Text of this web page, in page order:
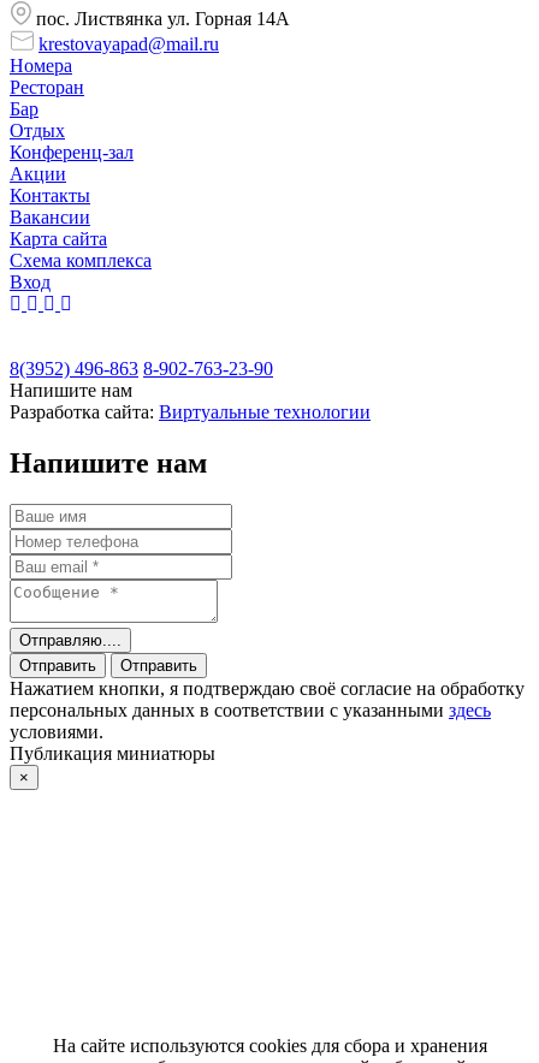
пос. Листвянка ул. Горная 14А
krestovayapad@mail.ru
Номера
Ресторан
Бар
Отдых
Конференц-зал
Акции
Контакты
Вакансии
Карта сайта
Cхема комплекса
Вход
8(3952) 496-863 8-902-763-23-90
Напишите нам
Разработка сайта: Виртуальные технологии
Напишите нам
Отправляю....
Отправить
Отправить
Нажатием кнопки, я подтверждаю своё согласие на обработку
персональных данных в соответствии с указанными здесь
условиями.
Публикация миниатюры
×
На сайте используются cookies для сбора и хранения